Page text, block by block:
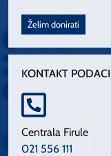
Želim donirati
KONTAKT PODACI
Centrala Firule
021 556 111